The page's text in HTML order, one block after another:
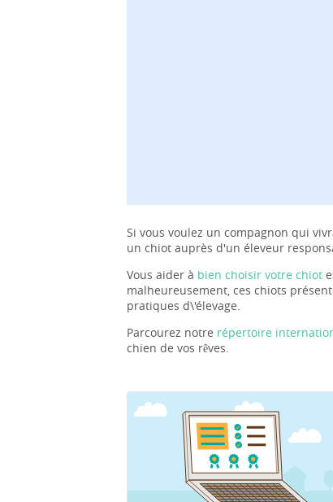
Si vous voulez un compagnon qui
un chiot auprès d'un éleveur
Vous aider à bien choisir votre chiot
malheureusement, ces chiots
pratiques d\'élevage.
Parcourez notre répertoire
chien de vos rêves.